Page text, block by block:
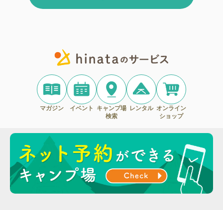
マガジン イベント
キャンプ場
検索
レンタル オンライン
ショップ